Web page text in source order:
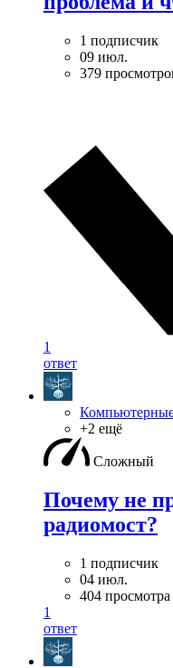
1 подписчик
09 июл.
379
1
ответ
+2 ещё
Сложный
Почему не
радиомост?
1 подписчик
04 июл.
404 просмотра
1
ответ